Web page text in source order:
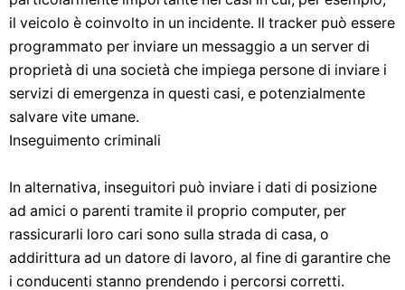
il veicolo è coinvolto in un incidente. Il tracker può essere
programmato per inviare un messaggio a un server di
proprietà di una società che impiega persone di inviare i
servizi di emergenza in questi casi, e potenzialmente
salvare vite umane.
Inseguimento criminali
In alternativa, inseguitori può inviare i dati di posizione
ad amici o parenti tramite il proprio computer, per
rassicurarli loro cari sono sulla strada di casa, o
addirittura ad un datore di lavoro, al fine di garantire che
i conducenti stanno prendendo i percorsi corretti.